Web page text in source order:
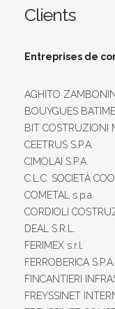
Clients
Entreprises de
AGHITO
BOUYGUES
BIT COSTRUZIONI
CEETRUS S.P.A.
CIMOLAI S.P.A.
C.L.C. SOCIETÀ
COMETAL s.p.a.
CORDIOLI
DEAL S.R.L.
FERIMEX s.r.l.
FERROBERICA S.P.A.
FINCANTIERI
FREYSSINET